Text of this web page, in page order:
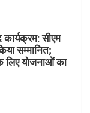
सीएम
सम्मानित;
लिए योजनाओं का